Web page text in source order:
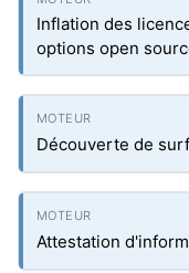
Inflation des
options open
Découverte de
Attestation